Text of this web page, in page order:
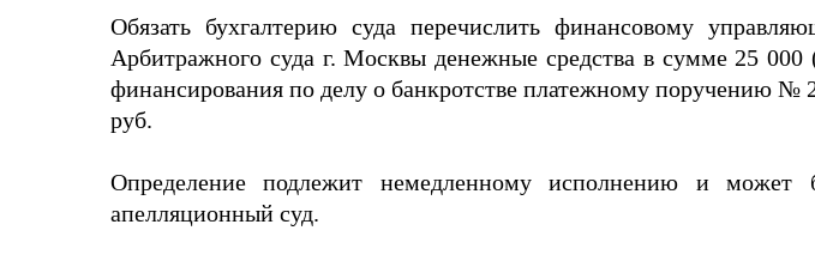
Обязать бухгалтерию суда перечислить финансовому
Арбитражного суда г. Москвы денежные средства в сумме 25 000
финансирования по делу о банкротстве платежному поручению №
руб.
Определение подлежит немедленному исполнению и
апелляционный суд.